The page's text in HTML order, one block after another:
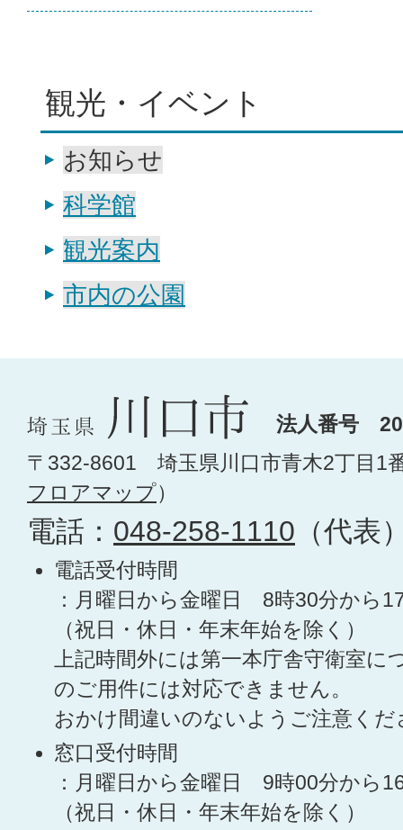
観光・イベント
お知らせ
科学館
観光案内
市内の公園
法人番号
〒332-8601 埼玉県川口市青木2丁目1
フロアマップ）
電話： 048-258-1110 （代表
電話受付時間
：月曜日から金曜日 8時30分から
（祝日・休日・年末年始を除く）
上記時間外には第一本庁舎守衛室に
のご用件には対応できません。
おかけ間違いのないようご注意くだ
窓口受付時間
：月曜日から金曜日 9時00分から
（祝日・休日・年末年始を除く）